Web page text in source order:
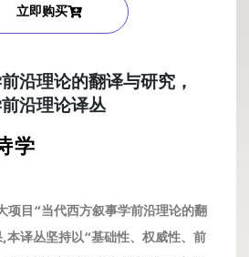
立即购买
沿理论的翻译与研究，
沿理论译丛
学
项目“当代西方叙事学前沿理论的翻
本译丛坚持以“基础性、权威性、前